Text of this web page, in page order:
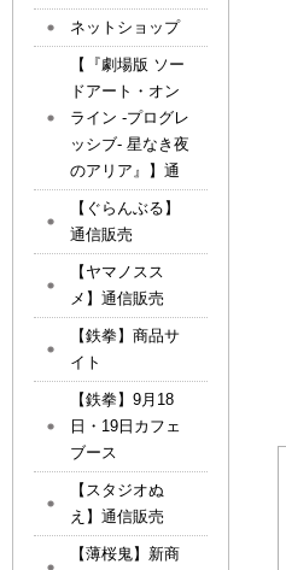
ネットショップ
【『劇場版 ソー
ドアート・オン
ライン -プログレ
ッシブ- 星なき夜
のアリア』】通
【ぐらんぶる】
通信販売
【ヤマノスス
メ】通信販売
【鉄拳】商品サ
イト
【鉄拳】9月18
日・19日カフェ
ブース
【スタジオぬ
え】通信販売
【薄桜鬼】新商